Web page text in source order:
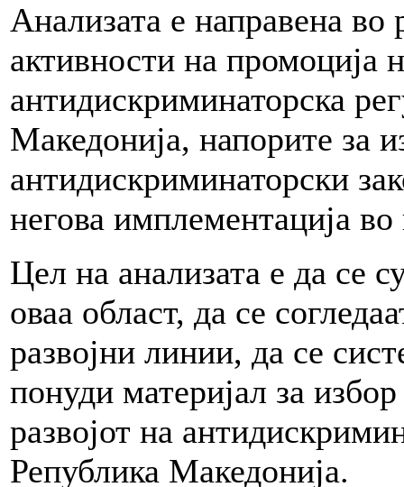
Анализата е направена во
активности на промоција
антидискриминаторска
Македонија, напорите за
антидискриминаторски
негова имплементација во
Цел на анализата е да се
оваа област, да се
развојни линии, да се
понуди материјал за
развојот на
Република Македонија.